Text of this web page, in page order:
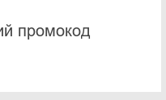
промокод